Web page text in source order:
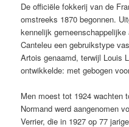
De officiële fokkerij van de
omstreeks 1870 begonnen.
kennelijk
Canteleu een gebruikstype
Artois genaamd, terwijl Louis
ontwikkelde: met gebogen
Men moest tot 1924 wachten
Normand werd aangenomen
Verrier, die in 1927 op 77